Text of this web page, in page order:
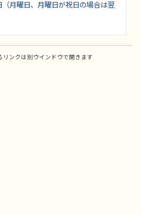
月曜日、月曜日が祝日の場合は翌
リンクは別ウインドウで開きます